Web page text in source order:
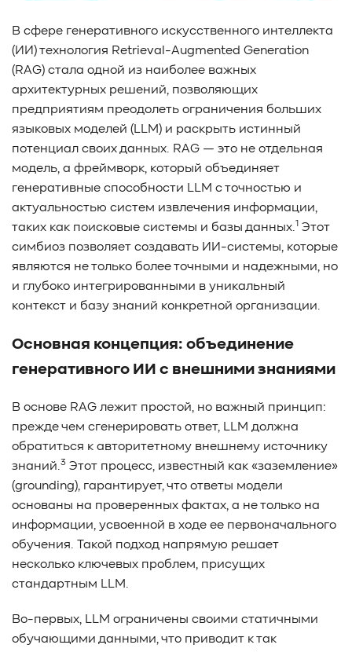
#SensorLM
#ЗащитаДанных
#Product
#it-инфраструктура
#коммутаторы
#Codium
#ComputationalStorage
#DataProcessing
#StorageOffload
#серверы
#DRAM
#NVIDIA
#система_мониторинга
#Векторные базы данных
#Enterprise AI
#VAST Data
#WEKA
#SES
#Вычислительные накопители
#Computational Storage
#ML #VDURA
#all-flash
#распределенные файловые системы
#NetApp
#система_виртуализации
#Qdrant
#Hammerspace
#Pure Storage
#кэширование
#SRAM
#Объектное хранилище
#HTTP/TCP #CPU
#Flash
#Baum UDS
#оверпровижининг
#SCSI/SAS
#enterprise SSD
#сonsumer SSD
#подбор СХД
#storage management
#Redfish
#Swordfish
#Sunfish
#SODA Foundation
#disaggregated storage
#NVMe-oF
#производительность
#I/O
#bandwidth
#throughput #block size
#I/O size
#IOPs
#latency #queue depth
#percentile
#workload
#Sprandom
#preconditioning
#Scality ADI
#S3 over RDMA
В сфере генеративного искусственного интеллекта
(ИИ) технология Retrieval-Augmented Generation
(RAG) стала одной из наиболее важных
архитектурных решений, позволяющих
предприятиям преодолеть ограничения больших
языковых моделей (LLM) и раскрыть истинный
потенциал своих данных. RAG — это не отдельная
модель, а фреймворк, который объединяет
генеративные способности LLM с точностью и
актуальностью систем извлечения информации,
таких как поисковые системы и базы данных.1 Этот
симбиоз позволяет создавать ИИ-системы, которые
являются не только более точными и надежными, но
и глубоко интегрированными в уникальный
контекст и базу знаний конкретной организации.
Основная концепция: объединение
генеративного ИИ с внешними знаниями
В основе RAG лежит простой, но важный принцип:
прежде чем сгенерировать ответ, LLM должна
обратиться к авторитетному внешнему источнику
знаний.3 Этот процесс, известный как «заземление»
(grounding), гарантирует, что ответы модели
основаны на проверенных фактах, а не только на
информации, усвоенной в ходе ее первоначального
обучения. Такой подход напрямую решает
несколько ключевых проблем, присущих
стандартным LLM.
Во-первых, LLM ограничены своими статичными
обучающими данными, что приводит к так